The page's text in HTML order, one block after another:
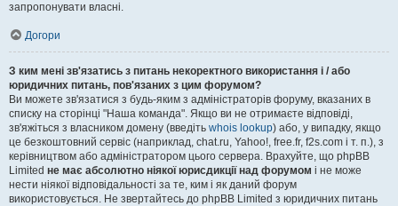
запропонувати власні.
Догори
З ким мені зв'язатись з питань некоректного використання і / або
юридичних питань, пов'язаних з цим форумом?
Ви можете зв'язатися з будь-яким з адміністраторів форуму, вказаних в
списку на сторінці "Наша команда". Якщо ви не отримаєте відповіді,
зв'яжіться з власником домену (введіть whois lookup) або, у випадку, якщо
це безкоштовний сервіс (наприклад, chat.ru, Yahoo!, free.fr, f2s.com і т. п.), з
керівництвом або адміністратором цього сервера. Врахуйте, що phpBB
Limited не має абсолютно ніякої юрисдикції над форумом і не може
нести ніякої відповідальності за те, ким і як даний форум
використовується. Не звертайтесь до phpBB Limited з юридичних питань